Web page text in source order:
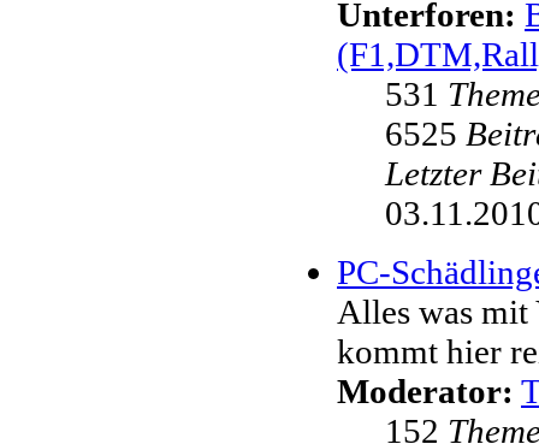
Unterforen:
531
6525
Letzter
PC-
Alles was mit
kommt hier
Moderator:
152